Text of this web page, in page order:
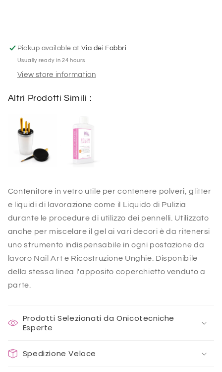
Pickup available atVia dei Fabbri
Usually ready in 24 hours
View store information
Altri Prodotti Simili :
Contenitore in vetro utile per contenere polveri, glitter
e liquidi di lavorazione come il Liquido di Pulizia
durante le procedure di utilizzo dei pennelli. Utilizzato
anche per miscelare il gel ai vari decori è da ritenersi
uno strumento indispensabile in ogni postazione da
lavoro Nail Art e Ricostruzione Unghie. Disponibile
della stessa linea l'apposito coperchietto venduto a
parte.
Prodotti Selezionati da Onicotecniche
Esperte
Spedizione Veloce